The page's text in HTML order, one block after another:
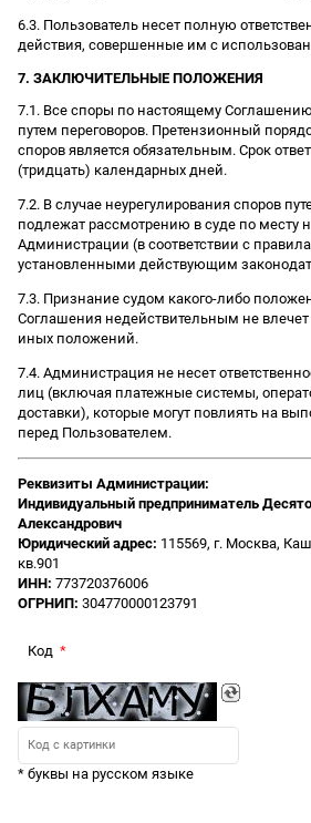
6.3. Пользователь несет полную
действия, совершенные им с
7. ЗАКЛЮЧИТЕЛЬНЫЕ ПОЛОЖЕНИЯ
7.1. Все споры по настоящему
путем переговоров. Претензионный
споров является обязательным. Срок
(тридцать) календарных дней.
7.2. В случае неурегулирования споров
подлежат рассмотрению в суде по месту
Администрации (в соответствии с
установленными действующим
7.3. Признание судом какого-либо
Соглашения недействительным не влечет
иных положений.
7.4. Администрация не несет
лиц (включая платежные системы,
доставки), которые могут повлиять на
перед Пользователем.
Реквизиты Администрации:
Индивидуальный предприниматель
Александрович
Юридический адрес: 115569, г. Москва,
кв.901
ИНН: 773720376006
ОГРНИП: 304770000123791
Код
* буквы на русском языке